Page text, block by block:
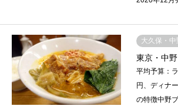
大久保・中
東京・中
平均予算：
円、ディナ
の特徴中野